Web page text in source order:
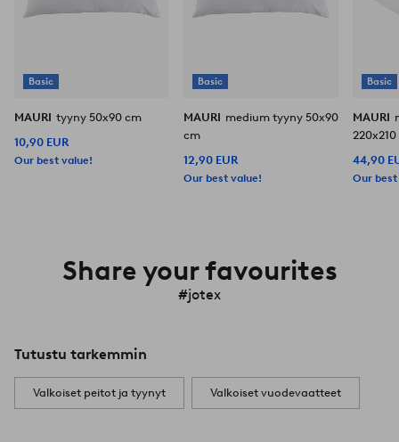
Basic
MAURI tyyny 50x90 cm
10,90 EUR
Our best value!
Basic
MAURI medium tyyny 50x90
cm
12,90 EUR
Our best value!
Basic
MAURI
44,90
Our
Share your favourites
#jotex
Tutustu tarkemmin
Valkoiset peitot ja tyynyt Valkoiset vuodevaatteet